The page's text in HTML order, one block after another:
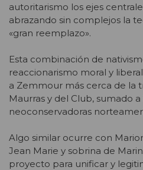
autoritarismo los ejes
abrazando sin complejos la
«gran reemplazo».
Esta combinación de
reaccionarismo moral y
a Zemmour más cerca de la
Maurras y del Club, sumado
neoconservadoras
Algo similar ocurre con
Jean Marie y sobrina de
proyecto para unificar y